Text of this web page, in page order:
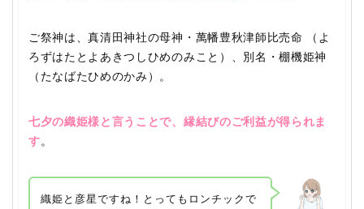
ご祭神は、真清田神社の母神・萬幡豊秋津師比売命 （よ
ろずはたとよあきつしひめのみこと）、別名・棚機姫神
（たなばたひめのかみ）。
七夕の織姫様と言うことで、縁結びのご利益が得られま
す。
織姫と彦星ですね！とってもロンチックで